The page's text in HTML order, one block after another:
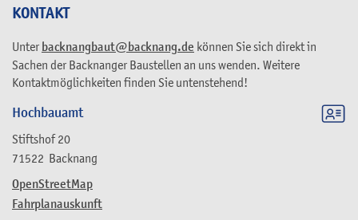
KONTAKT
Unter backnangbaut@backnang.de können Sie sich direkt in
Sachen der Backnanger Baustellen an uns wenden. Weitere
Kontaktmöglichkeiten finden Sie untenstehend!
Hochbauamt
Stiftshof 20
71522 Backnang
OpenStreetMap
Fahrplanauskunft